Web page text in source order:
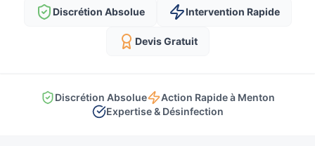
Discrétion Absolue Intervention Rapide
Devis Gratuit
Discrétion Absolue
Action Rapide à Menton
Expertise & Désinfection